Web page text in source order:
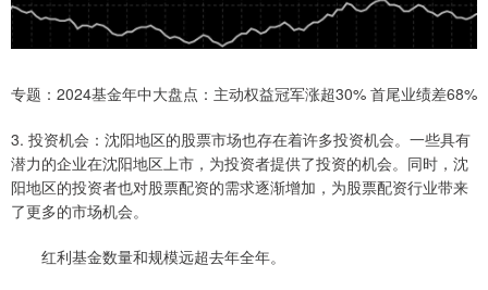
专题：2024基金年中大盘点：主动权益冠军涨超30% 首尾业绩差68%
3. 投资机会：沈阳地区的股票市场也存在着许多投资机会。一些具有
潜力的企业在沈阳地区上市，为投资者提供了投资的机会。同时，沈
阳地区的投资者也对股票配资的需求逐渐增加，为股票配资行业带来
了更多的市场机会。
红利基金数量和规模远超去年全年。